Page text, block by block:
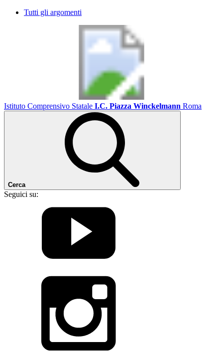
Tutti gli argomenti
Istituto Comprensivo Statale I.C. Piazza Winckelmann Roma
Cerca
Seguici su: